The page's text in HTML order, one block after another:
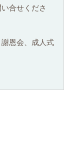
合せくださ
恩会、成人式